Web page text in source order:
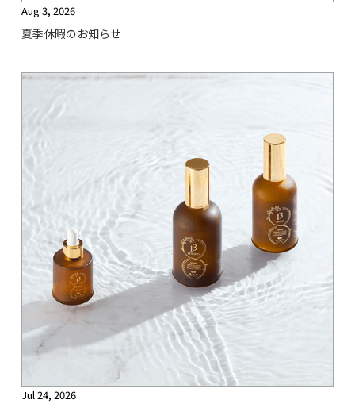
Aug 3, 2026
夏季休暇のお知らせ
Jul 24, 2026